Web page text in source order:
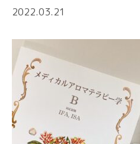
2022.03.21